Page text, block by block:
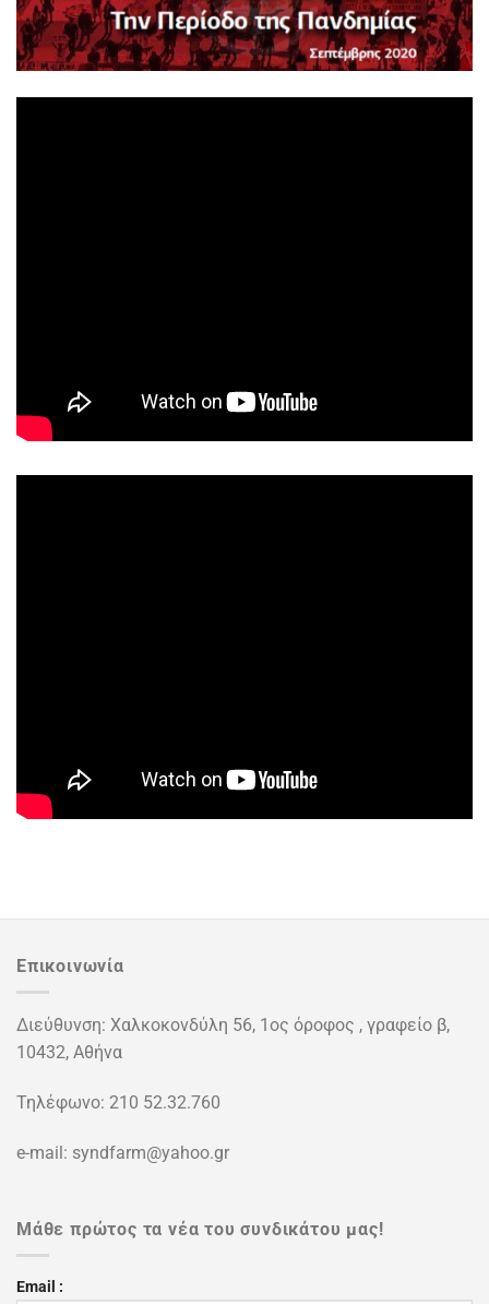
Επικοινωνία
Διεύθυνση: Χαλκοκονδύλη 56, 1ος όροφος , γραφείο β,
10432, Αθήνα
Τηλέφωνο: 210 52.32.760
e-mail: syndfarm@yahoo.gr
Μάθε πρώτος τα νέα του συνδικάτου μας!
Email :